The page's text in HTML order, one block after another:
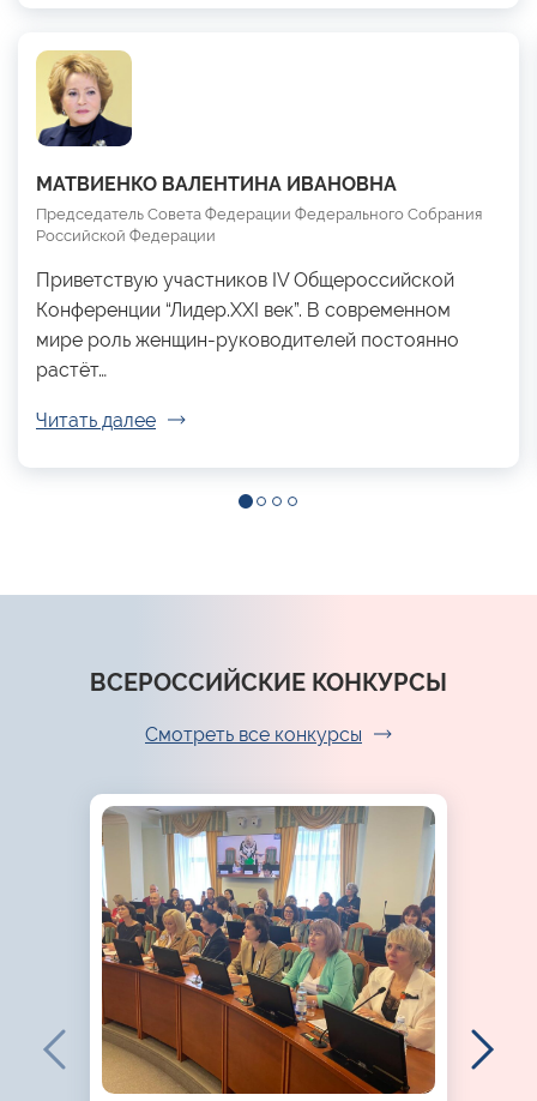
МАТВИЕНКО ВАЛЕНТИНА ИВАНОВНА
Председатель Совета Федерации Федерального Собрания
Российской Федерации
Приветствую участников IV Общероссийской
Конференции “Лидер.XXI век”. В современном
мире роль женщин-руководителей постоянно
растёт…
Читать далее
ВСЕРОССИЙСКИЕ КОНКУРСЫ
Смотреть все конкурсы